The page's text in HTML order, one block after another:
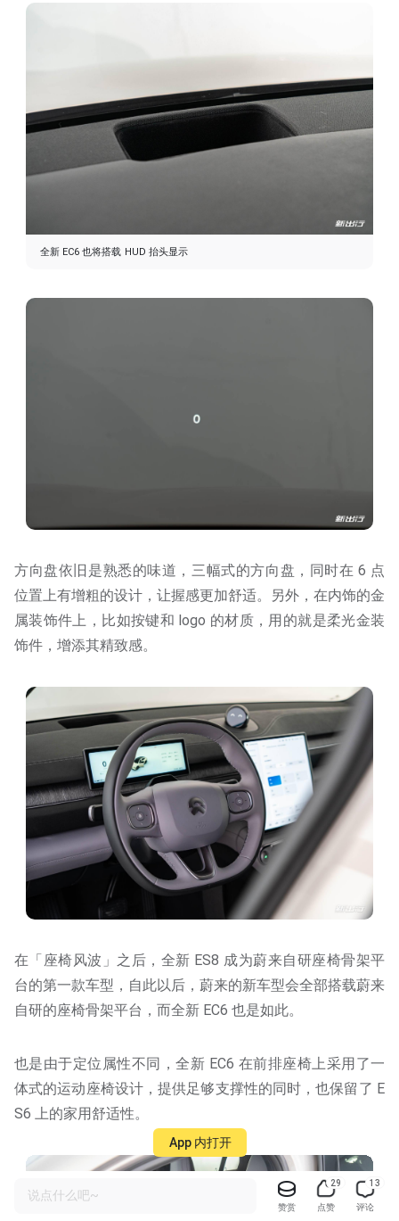
全新 EC6 也将搭载 HUD 抬头显示
方向盘依旧是熟悉的味道，三幅式的方向盘，同时在 6 点
位置上有增粗的设计，让握感更加舒适。另外，在内饰的金
属装饰件上，比如按键和 logo 的材质，用的就是柔光金装
饰件，增添其精致感。
在「座椅风波」之后，全新 ES8 成为蔚来自研座椅⻣架平
台的第一款车型，自此以后，蔚来的新车型会全部搭载蔚来
自研的座椅骨架平台，而全新 EC6 也是如此。
也是由于定位属性不同，全新 EC6 在前排座椅上采用了一
体式的运动座椅设计，提供足够支撑性的同时，也保留了 E
S6 上的家用舒适性。
App 内打开
说点什么吧~
赞赏
29
点赞
13
评论